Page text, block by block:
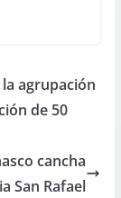
agrupación
de 50
cancha
San Rafael